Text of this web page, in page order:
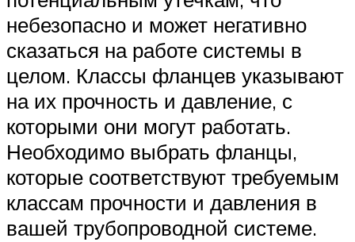
небезопасно и может негативно
сказаться на работе системы в
целом. Классы фланцев указывают
на их прочность и давление, с
которыми они могут работать.
Необходимо выбрать фланцы,
которые соответствуют требуемым
классам прочности и давления в
вашей трубопроводной системе.